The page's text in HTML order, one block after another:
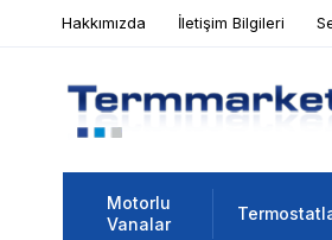
Hakkımızda İletişim Bilgileri
Motorlu
Vanalar